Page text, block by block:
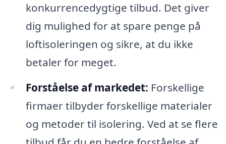
konkurrencedygtige tilbud. Det giver
dig mulighed for at spare penge på
loftisoleringen og sikre, at du ikke
betaler for meget.
Forståelse af markedet: Forskellige
firmaer tilbyder forskellige materialer
og metoder til isolering. Ved at se flere